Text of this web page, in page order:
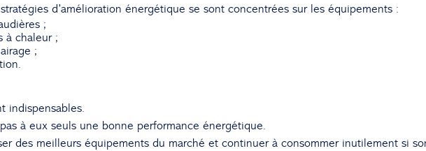
d’amélioration énergétique se sont concentrées sur les équipements :
;
à chaleur ;
;
indispensables.
à eux seuls une bonne performance énergétique.
des meilleurs équipements du marché et continuer à consommer inutilement si